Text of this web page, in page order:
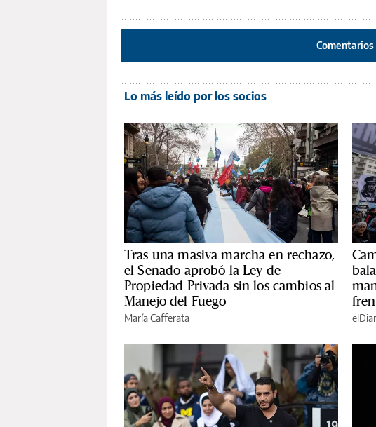
Comentarios
Lo más leído por los socios
Tras una masiva marcha en rechazo,
el Senado aprobó la Ley de
Propiedad Privada sin los cambios al
Manejo del Fuego
María Cafferata